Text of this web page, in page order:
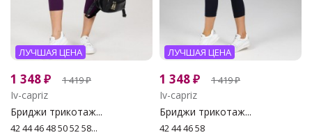
ЛУЧШАЯ ЦЕНА
1 348₽ 1 419₽
Iv-capriz
Бриджи трикотаж...
42 44 46 48 50 52 58...
ЛУЧШАЯ ЦЕНА
1 348₽ 1 419₽
Iv-capriz
Бриджи трикотаж...
42 44 46 58